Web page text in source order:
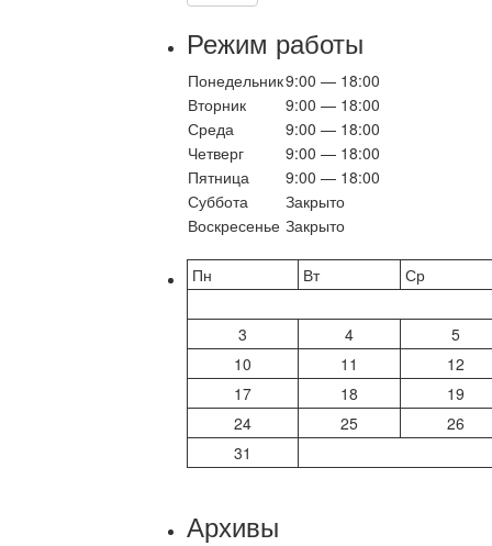
Режим работы
Понедельник9:00 — 18:00
Вторник
9:00 — 18:00
Среда
9:00 — 18:00
Четверг
9:00 — 18:00
Пятница
9:00 — 18:00
Суббота
Закрыто
Воскресенье Закрыто
Пн Вт Ср
3 4
5
10
11
12
17
18
19
24
25
26
31
Архивы